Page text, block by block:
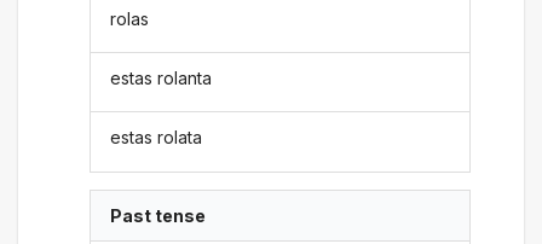
rolas
estas rolanta
estas rolata
Past tense